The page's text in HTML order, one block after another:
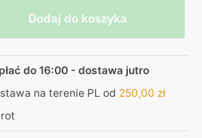
Dodaj do koszyka
do 16:00 - dostawa jutro
na terenie PL od 250,00 zł